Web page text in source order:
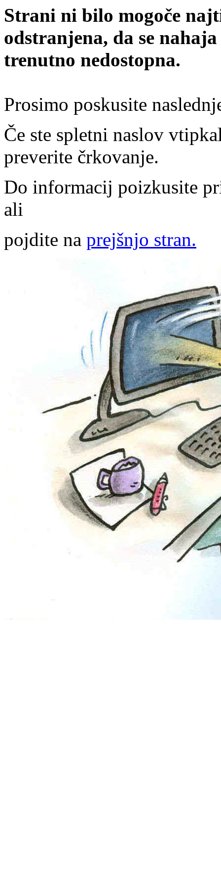
Strani ni bilo mogoče
odstranjena, da se
trenutno nedostopna.
Prosimo poskusite
Če ste spletni naslov
preverite črkovanje.
Do informacij poizkusite
ali
pojdite na prejšnjo stran.